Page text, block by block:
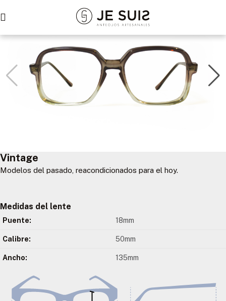
Vintage
Modelos del pasado, reacondicionados para el hoy.
Medidas del lente
Puente: 18mm
Calibre: 50mm
Ancho: 135mm